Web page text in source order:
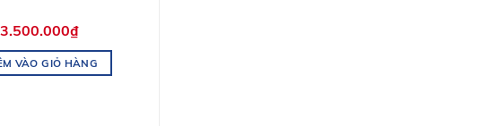
3.500.000₫
VÀO GIỎ HÀNG